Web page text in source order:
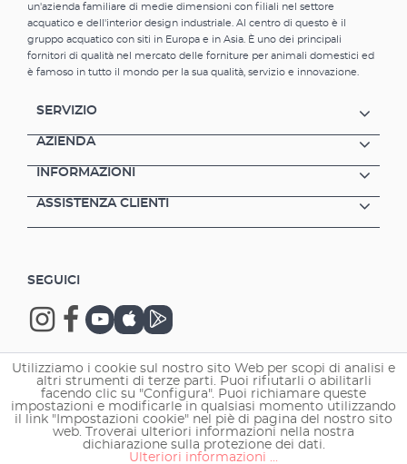
separate per diversi tipi di alimenti 2 camere
di alimentazione separate per granuli,
bastoncini, pellet, scaglie I tamburi sono
programmabili individualmente Dosaggio
possono essere somministrati in parallelo; il
vantaggio di questo è un
bestiame nelle zone di balneazione Ampio
rapidamente il livello di batteria scarica
Include batterie
un'azienda familiare di medie dimensioni con filiali nel settore
acquatico e dell'interior design industriale. Al centro di questo è il
gruppo acquatico con siti in Europa e in Asia. È uno dei principali
fornitori di qualità nel mercato delle forniture per animali domestici ed
è famoso in tutto il mondo per la sua qualità, servizio e innovazione.
SERVIZIO
AZIENDA
INFORMAZIONI
ASSISTENZA CLIENTI
SEGUICI
Copyright © 2026 EHEIM GmbH & Co. KG.
Utilizziamo i cookie sul nostro sito Web per scopi di analisi e
altri strumenti di terze parti. Puoi rifiutarli o abilitarli
facendo clic su "Configura". Puoi richiamare queste
impostazioni e modificarle in qualsiasi momento utilizzando
il link "Impostazioni cookie" nel piè di pagina del nostro sito
web. Troverai ulteriori informazioni nella nostra
dichiarazione sulla protezione dei dati.
Ulteriori informazioni ...